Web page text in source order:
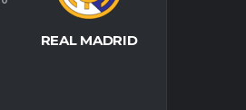
REAL MADRID